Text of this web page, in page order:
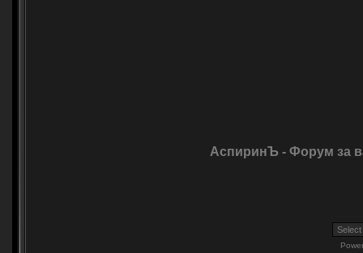
АспиринЪ - Форум за